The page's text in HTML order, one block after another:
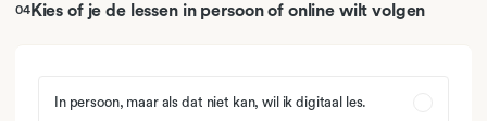
04Kies of je de lessen in persoon of online wilt volgen
In persoon, maar als dat niet kan, wil ik digitaal les.